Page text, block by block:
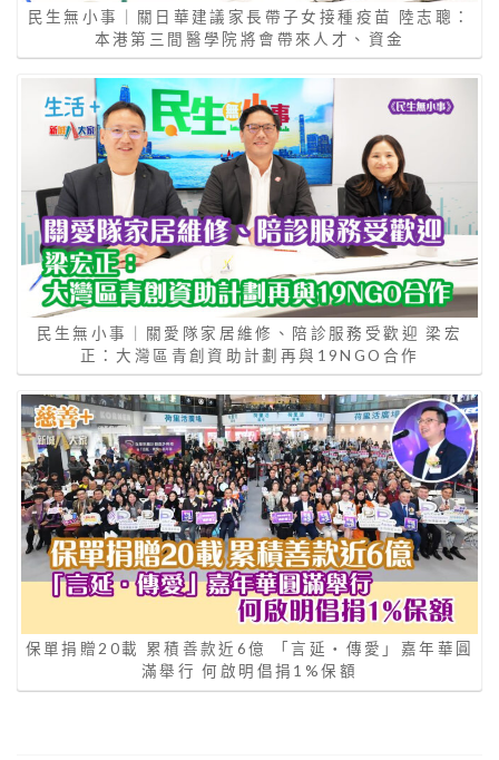
民生無小事｜關日華建議家長帶子女接種疫苗 陸志聰：
本港第三間醫學院將會帶來人才、資金
民生無小事｜關愛隊家居維修、陪診服務受歡迎 梁宏
正：大灣區青創資助計劃再與19NGO合作
保單捐贈20載 累積善款近6億 「言延‧傳愛」嘉年華圓
滿舉行 何啟明倡捐1%保額